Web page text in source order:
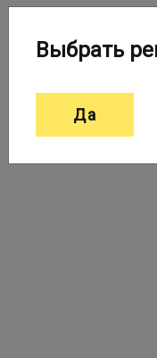
Выбрать
Да